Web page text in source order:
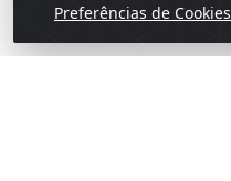
Preferências de Cookies